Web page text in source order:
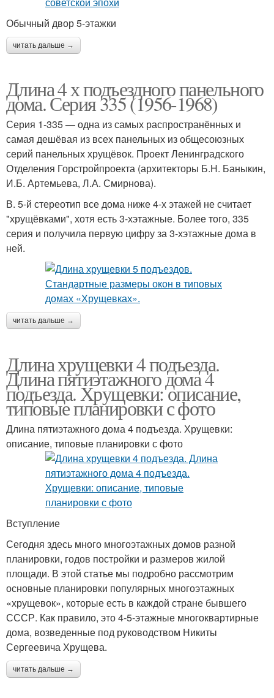
Обычный двор 5-этажки
читать дальше →
Длина 4 х подъездного панельного
дома. Серия 335 (1956-1968)
Серия 1-335 — одна из самых распространённых и
самая дешёвая из всех панельных из общесоюзных
серий панельных хрущёвок. Проект Ленинградского
Отделения Горстройпроекта (архитекторы Б.Н. Баныкин,
И.Б. Артемьева, Л.А. Смирнова).
В. 5-й стереотип все дома ниже 4-х этажей не считает
"хрущёвками", хотя есть 3-хэтажные. Более того, 335
серия и получила первую цифру за 3-хэтажные дома в
ней.
читать дальше →
Длина хрущевки 4 подъезда.
Длина пятиэтажного дома 4
подъезда. Хрущевки: описание,
типовые планировки с фото
Длина пятиэтажного дома 4 подъезда. Хрущевки:
описание, типовые планировки с фото
Вступление
Сегодня здесь много многоэтажных домов разной
планировки, годов постройки и размеров жилой
площади. В этой статье мы подробно рассмотрим
основные планировки популярных многоэтажных
«хрущевок», которые есть в каждой стране бывшего
СССР. Как правило, это 4-5-этажные многоквартирные
дома, возведенные под руководством Никиты
Сергеевича Хрущева.
читать дальше →